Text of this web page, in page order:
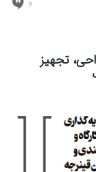
0
تجهیز